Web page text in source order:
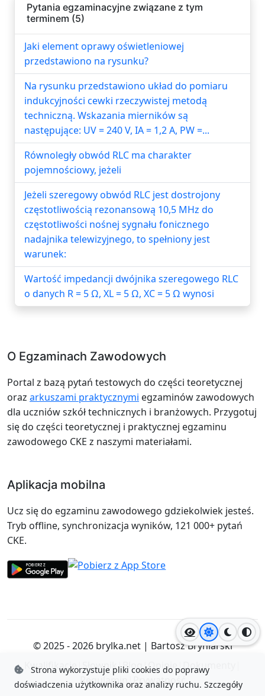
Jasny motyw
Ciemny
Pytania egzaminacyjne związane z tym
terminem (5)
Jaki element oprawy oświetleniowej
przedstawiono na rysunku?
Na rysunku przedstawiono układ do pomiaru
indukcyjności cewki rzeczywistej metodą
techniczną. Wskazania mierników są
następujące: UV = 240 V, IA = 1,2 A, PW =...
Równoległy obwód RLC ma charakter
pojemnościowy, jeżeli
Jeżeli szeregowy obwód RLC jest dostrojony
częstotliwością rezonansową 10,5 MHz do
częstotliwości nośnej sygnału fonicznego
nadajnika telewizyjnego, to spełniony jest
warunek:
Wartość impedancji dwójnika szeregowego RLC
o danych R = 5 Ω, XL = 5 Ω, XC = 5 Ω wynosi
O Egzaminach Zawodowych
Portal z bazą pytań testowych do części teoretycznej
oraz arkuszami praktycznymi egzaminów zawodowych
dla uczniów szkół technicznych i branżowych. Przygotuj
się do części teoretycznej i praktycznej egzaminu
zawodowego CKE z naszymi materiałami.
Aplikacja mobilna
Ucz się do egzaminu zawodowego gdziekolwiek jesteś.
Tryb offline, synchronizacja wyników, 121 000+ pytań
CKE.
© 2025 - 2026 brylka.net| Bartosz Bryniarski
Kwalifikacje|Słownik|Blog|Opinie|Dokumenty
Regulamin|Prywatność
Strona wykorzystuje pliki cookies do poprawy
doświadczenia użytkownika oraz analizy ruchu. Szczegóły